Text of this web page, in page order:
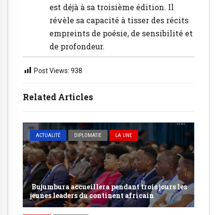
Related Articles
ACTUALITÉ DIPLOMATIE LA UNE
Bujumbura accueillera pendant trois jours les
jeunes leaders du continent africain
est déjà à sa troisième édition. Il
révèle sa capacité à tisser des récits
empreints de poésie, de sensibilité et
de profondeur.
Post Views: 938